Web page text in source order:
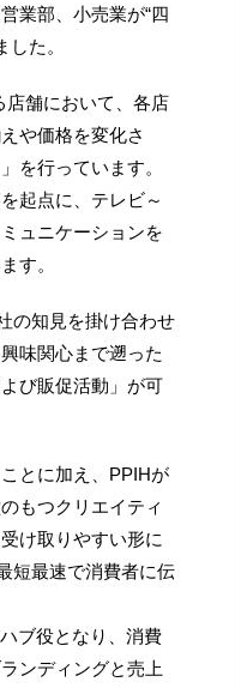
業部、小売業が“四
た。
店舗において、各店
や価格を変化さ
を行っています。
起点に、テレビ～
ュニケーションを
す。
の知見を掛け合わせ
味関心まで遡った
び販促活動」が可
とに加え、PPIHが
もつクリエイティ
け取りやすい形に
短最速で消費者に伝
ブ役となり、消費
ンディングと売上